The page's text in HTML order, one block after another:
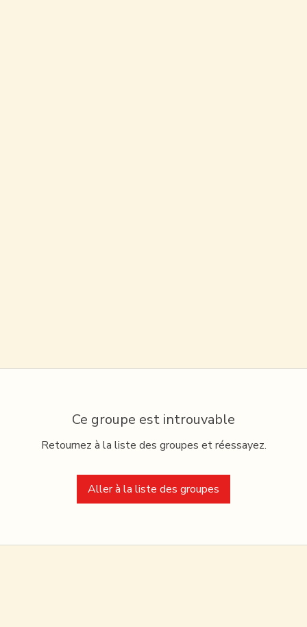
Ce groupe est introuvable
Retournez à la liste des groupes et réessayez.
Aller à la liste des groupes